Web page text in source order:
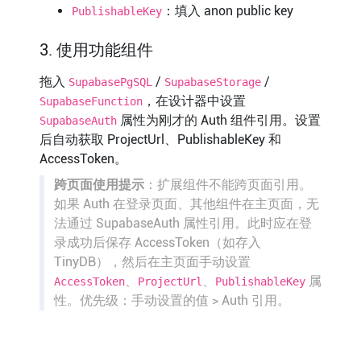
PublishableKey：填入 anon public key
3. 使用功能组件
拖入 SupabasePgSQL / SupabaseStorage/
SupabaseFunction，在设计器中设置
SupabaseAuth属性为刚才的 Auth 组件引用。设置
后自动获取 ProjectUrl、PublishableKey 和
AccessToken。
跨页面使用提示：扩展组件不能跨页面引用。
如果 Auth 在登录页面、其他组件在主页面，无
法通过 SupabaseAuth 属性引用。此时应在登
录成功后保存 AccessToken（如存入
TinyDB），然后在主页面手动设置
AccessToken、 ProjectUrl PublishableKey属
性。优先级：手动设置的值 > Auth 引用。